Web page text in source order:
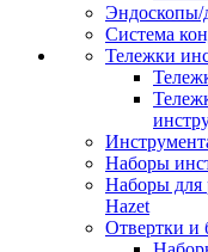
Эндоскопы/
Система
Тележки
Наборы
Наборы для
Hazet
Отвертки и